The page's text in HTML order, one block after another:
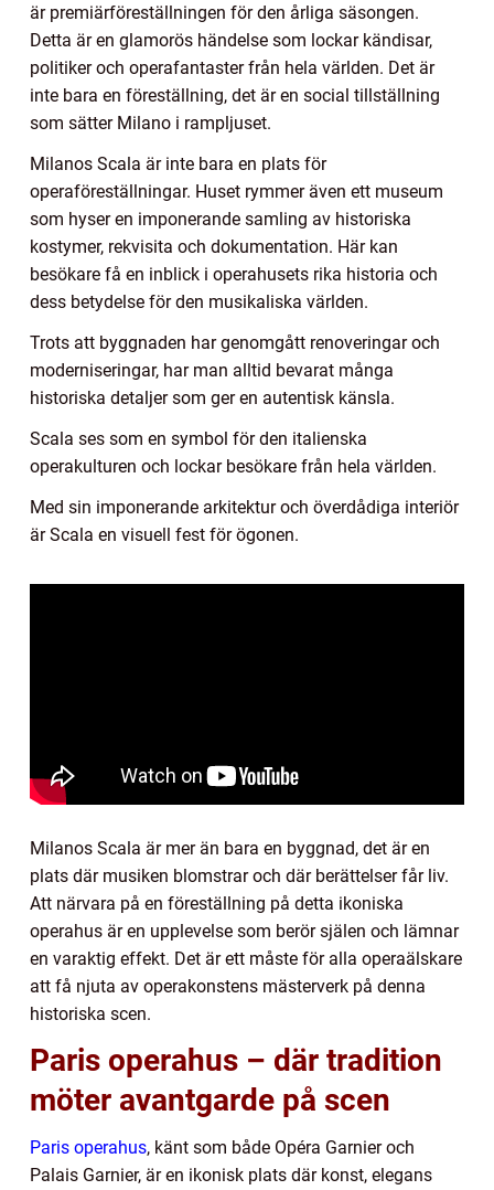
är premiärföreställningen för den årliga säsongen.
Detta är en glamorös händelse som lockar kändisar,
politiker och operafantaster från hela världen. Det är
inte bara en föreställning, det är en social tillställning
som sätter Milano i rampljuset.
Milanos Scala är inte bara en plats för
operaföreställningar. Huset rymmer även ett museum
som hyser en imponerande samling av historiska
kostymer, rekvisita och dokumentation. Här kan
besökare få en inblick i operahusets rika historia och
dess betydelse för den musikaliska världen.
Trots att byggnaden har genomgått renoveringar och
moderniseringar, har man alltid bevarat många
historiska detaljer som ger en autentisk känsla.
Scala ses som en symbol för den italienska
operakulturen och lockar besökare från hela världen.
Med sin imponerande arkitektur och överdådiga interiör
är Scala en visuell fest för ögonen.
Milanos Scala är mer än bara en byggnad, det är en
plats där musiken blomstrar och där berättelser får liv.
Att närvara på en föreställning på detta ikoniska
operahus är en upplevelse som berör själen och lämnar
en varaktig effekt. Det är ett måste för alla operaälskare
att få njuta av operakonstens mästerverk på denna
historiska scen.
Paris operahus – där tradition
möter avantgarde på scen
Paris operahus, känt som både Opéra Garnier och
Palais Garnier, är en ikonisk plats där konst, elegans